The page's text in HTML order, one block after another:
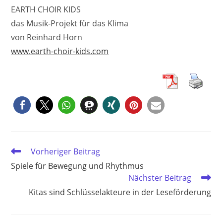
EARTH CHOIR KIDS
das Musik-Projekt für das Klima
von Reinhard Horn
www.earth-choir-kids.com
Weitere
Artikel
ansehen
Vorheriger Beitrag
Spiele für Bewegung und Rhythmus
Nächster Beitrag
Kitas sind Schlüsselakteure in der Leseförderung